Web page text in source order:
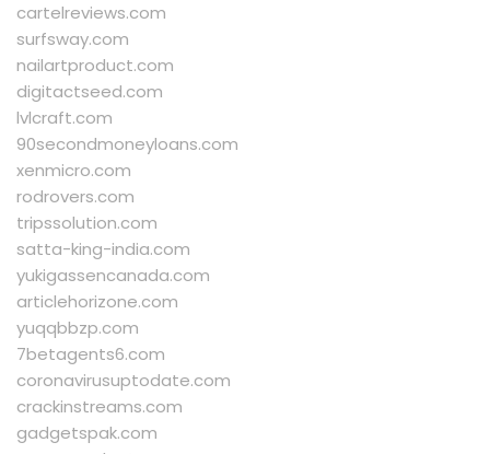
cartelreviews.com
surfsway.com
nailartproduct.com
digitactseed.com
lvlcraft.com
90secondmoneyloans.com
xenmicro.com
rodrovers.com
tripssolution.com
satta-king-india.com
yukigassencanada.com
articlehorizone.com
yuqqbbzp.com
7betagents6.com
coronavirusuptodate.com
crackinstreams.com
gadgetspak.com